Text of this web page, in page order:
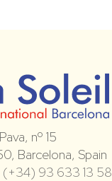
nº 15
Barcelona, Spain
(+34) 93 633 13 58